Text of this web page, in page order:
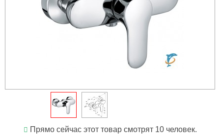
Прямо сейчас этот товар смотрят 10 человек.